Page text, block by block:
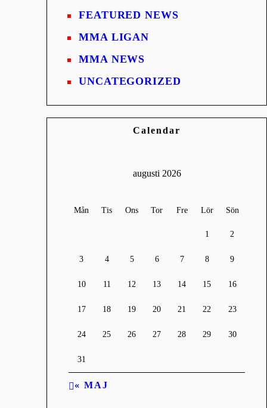
FEATURED NEWS
MMA LIGAN
MMA NEWS
UNCATEGORIZED
Calendar
augusti 2026
Mån Tis Ons Tor Fre Lör Sön
1 2
3 4 5 6 7 8 9
10 11 12 13 14 15 16
17 18 19 20 21 22 23
24 25 26 27 28 29 30
31
« MAJ